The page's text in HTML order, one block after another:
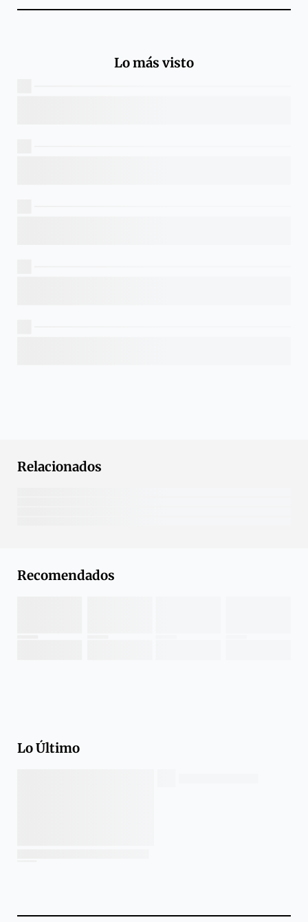
Lo más visto
Relacionados
Recomendados
Lo Último